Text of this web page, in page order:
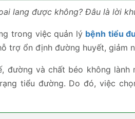
lang được không? Đâu là lời
trong việc quản lý bệnh tiểu
trợ ổn định đường huyết, giảm
đường và chất béo không
tiểu đường. Do đó, việc